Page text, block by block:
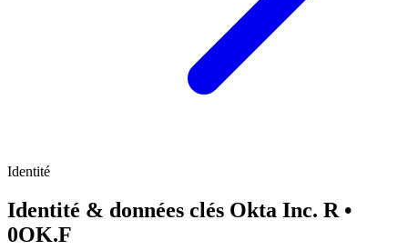
Identité
Identité & données clés Okta Inc. R •
0OK.F